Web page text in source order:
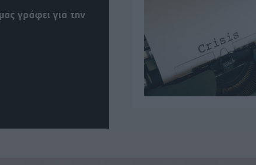
γράφει για την